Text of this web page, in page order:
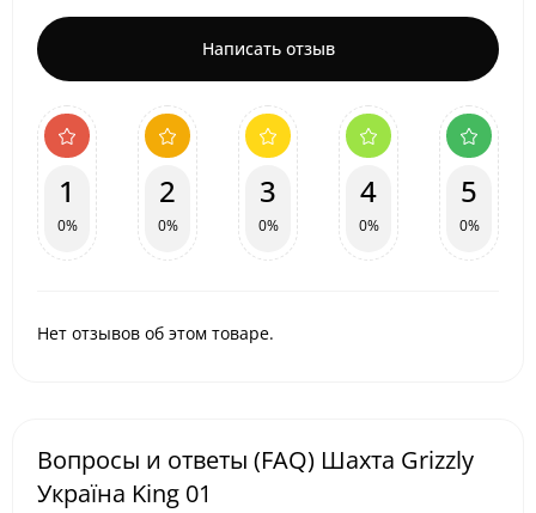
Написать отзыв
1
0%
2
0%
3
0%
4
0%
5
0%
Нет отзывов об этом товаре.
Вопросы и ответы (FAQ) Шахта Grizzly
Україна King 01